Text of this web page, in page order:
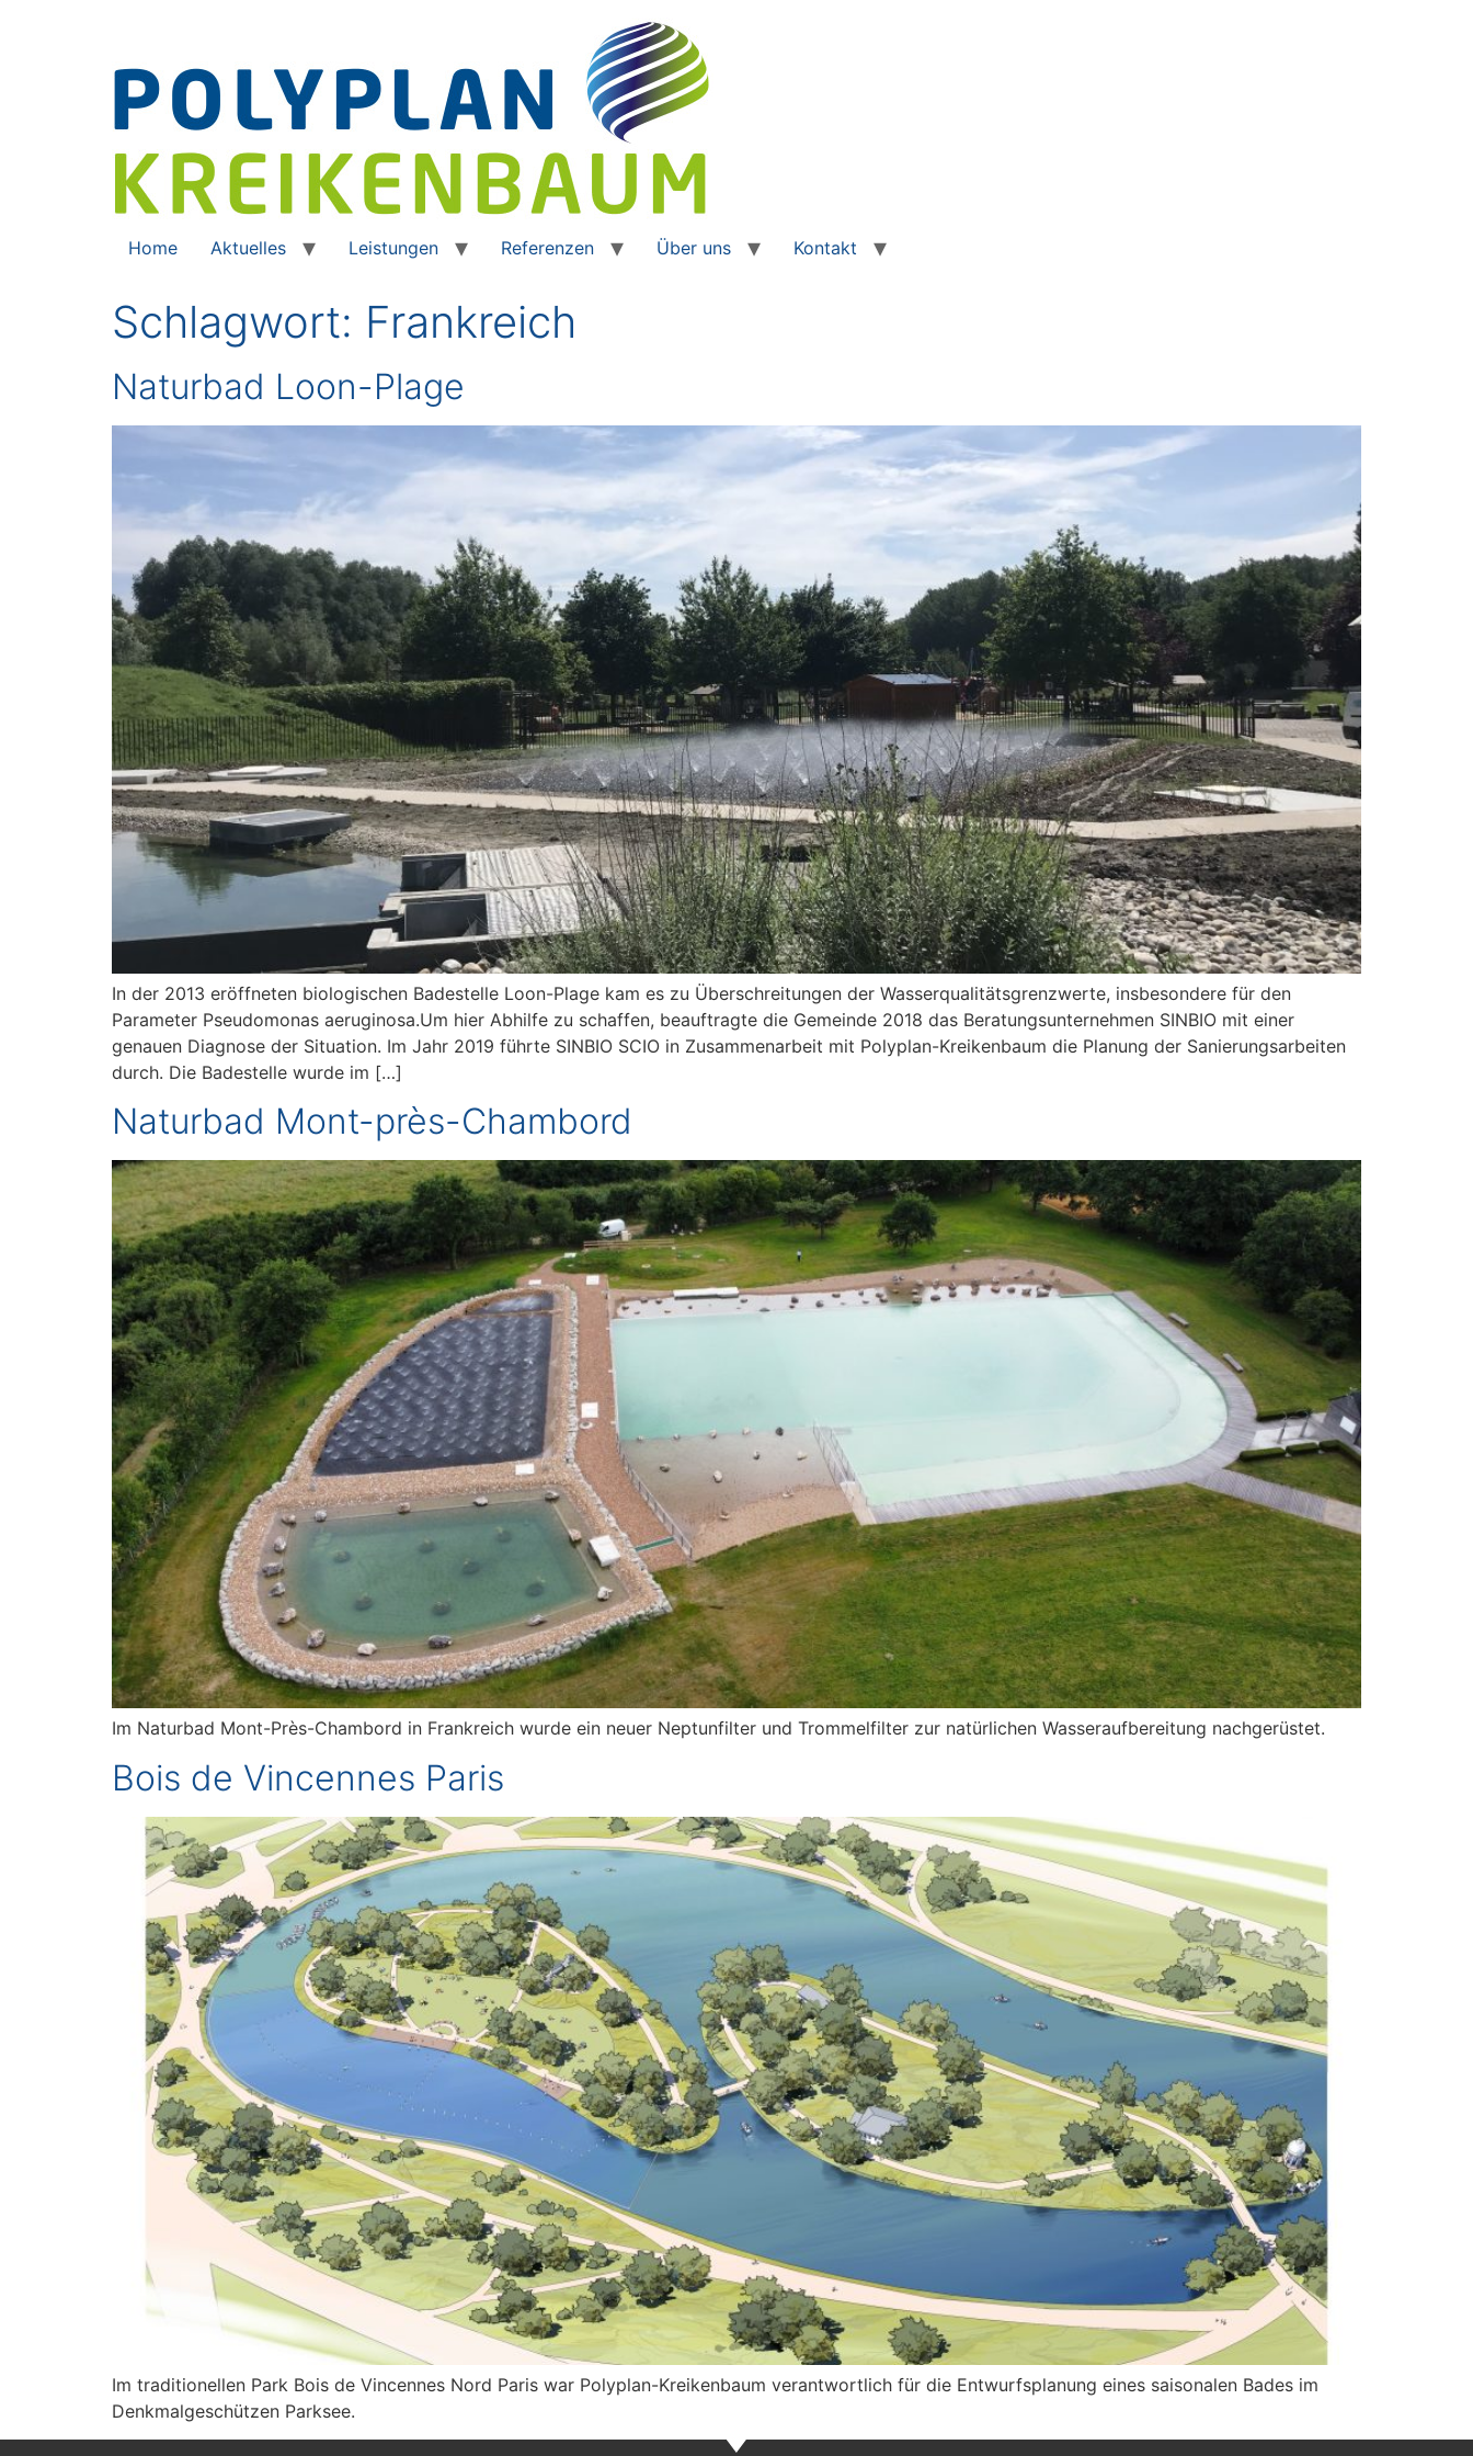
Home Aktuelles Leistungen Referenzen Über uns Kontakt
Schlagwort: Frankreich
Naturbad Loon-Plage
In der 2013 eröffneten biologischen Badestelle Loon-Plage kam es zu Überschreitungen der Wasserqualitätsgrenzwerte, insbesondere für den
Parameter Pseudomonas aeruginosa.Um hier Abhilfe zu schaffen, beauftragte die Gemeinde 2018 das Beratungsunternehmen SINBIO mit einer
genauen Diagnose der Situation. Im Jahr 2019 führte SINBIO SCIO in Zusammenarbeit mit Polyplan-Kreikenbaum die Planung der Sanierungsarbeiten
durch. Die Badestelle wurde im […]
Naturbad Mont-près-Chambord
Im Naturbad Mont-Près-Chambord in Frankreich wurde ein neuer Neptunfilter und Trommelfilter zur natürlichen Wasseraufbereitung nachgerüstet.
Bois de Vincennes Paris
Im traditionellen Park Bois de Vincennes Nord Paris war Polyplan-Kreikenbaum verantwortlich für die Entwurfsplanung eines saisonalen Bades im
Denkmalgeschützen Parksee.